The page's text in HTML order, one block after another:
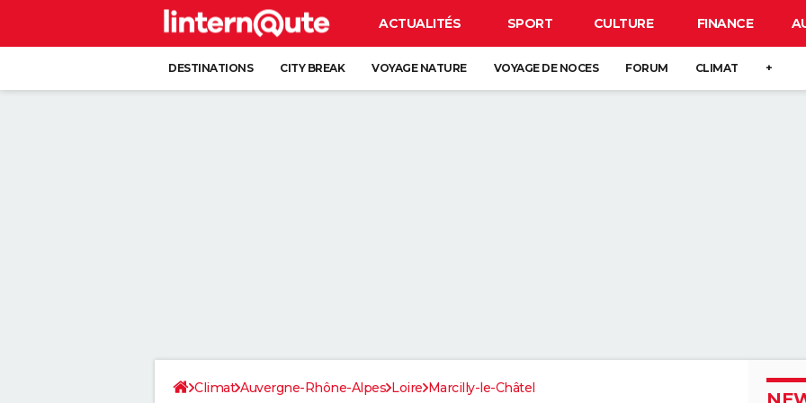
ACTUALITÉS SPORT CULTURE FINANCE
DESTINATIONS CITY BREAK VOYAGE NATURE VOYAGE DE NOCES FORUM CLIMAT +
Climat Auvergne-Rhône-Alpes Loire Marcilly-le-Châtel